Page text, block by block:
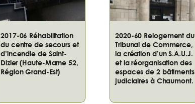
2017-06 Réhabilitation
du centre de secours et
d’incendie de Saint-
Dizier (Haute-Marne 52,
Région Grand-Est)
2020-60 Relogement du
Tribunal de Commerce,
la création d’un S.A.U.J.
et la réorganisation des
espaces de 2 bâtiments
judiciaires à Chaumont.